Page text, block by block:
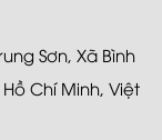
Sơn, Xã Bình
Chí Minh, Việt